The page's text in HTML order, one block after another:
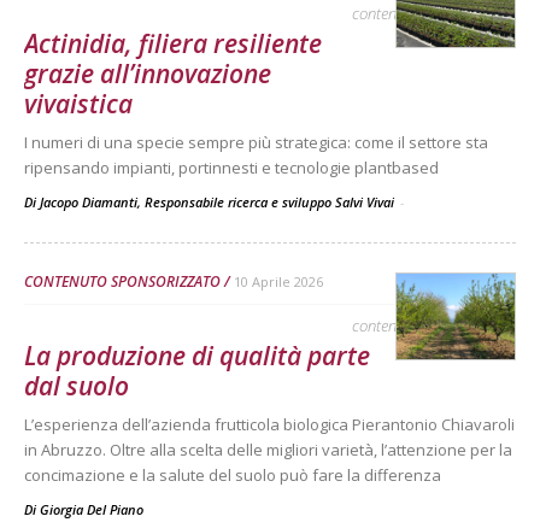
contenuto sponsorizzato
Actinidia, filiera resiliente
grazie all’innovazione
vivaistica
I numeri di una specie sempre più strategica: come il settore sta
ripensando impianti, portinnesti e tecnologie plantbased
Di Jacopo Diamanti, Responsabile ricerca e sviluppo Salvi Vivai -
CONTENUTO SPONSORIZZATO 10 Aprile 2026
contenuto sponsorizzato
La produzione di qualità parte
dal suolo
L’esperienza dell’azienda frutticola biologica Pierantonio Chiavaroli
in Abruzzo. Oltre alla scelta delle migliori varietà, l’attenzione per la
concimazione e la salute del suolo può fare la differenza
Di Giorgia Del Piano